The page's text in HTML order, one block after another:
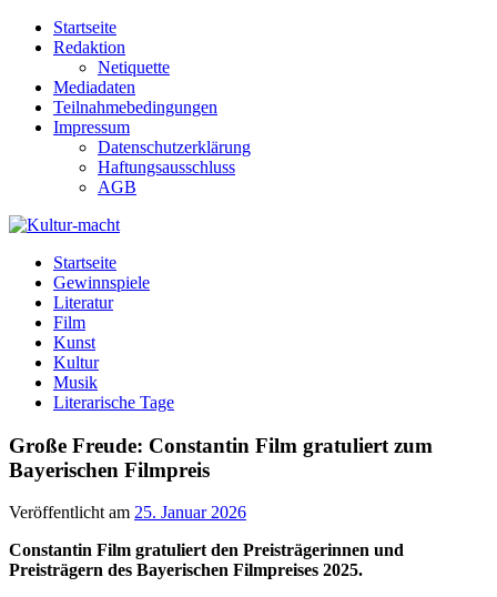
Zum
Inhalt
Startseite
Redaktion
Netiquette
Mediadaten
Teilnahmebedingungen
Impressum
Datenschutzerklärung
Haftungsausschluss
AGB
Kultur-macht
Magazin für Kunst, Literatur, Kultur, Film & Musik
Startseite
Gewinnspiele
Literatur
Film
Kunst
Kultur
Musik
Literarische Tage
Große Freude: Constantin Film gratuliert zum
Bayerischen Filmpreis
Veröffentlicht am 25. Januar 2026
Constantin Film gratuliert den Preisträgerinnen und
Preisträgern des Bayerischen Filmpreises 2025.